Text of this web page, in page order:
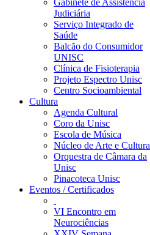
Gabinete de Assistência
Judiciária
Serviço Integrado de
Saúde
Balcão do Consumidor
UNISC
Clínica de Fisioterapia
Projeto Espectro Unisc
Centro Socioambiental
Cultura
Agenda Cultural
Coro da Unisc
Escola de Música
Núcleo de Arte e Cultura
Orquestra de Câmara da
Unisc
Pinacoteca Unisc
Eventos / Certificados
VI Encontro em
Neurociências